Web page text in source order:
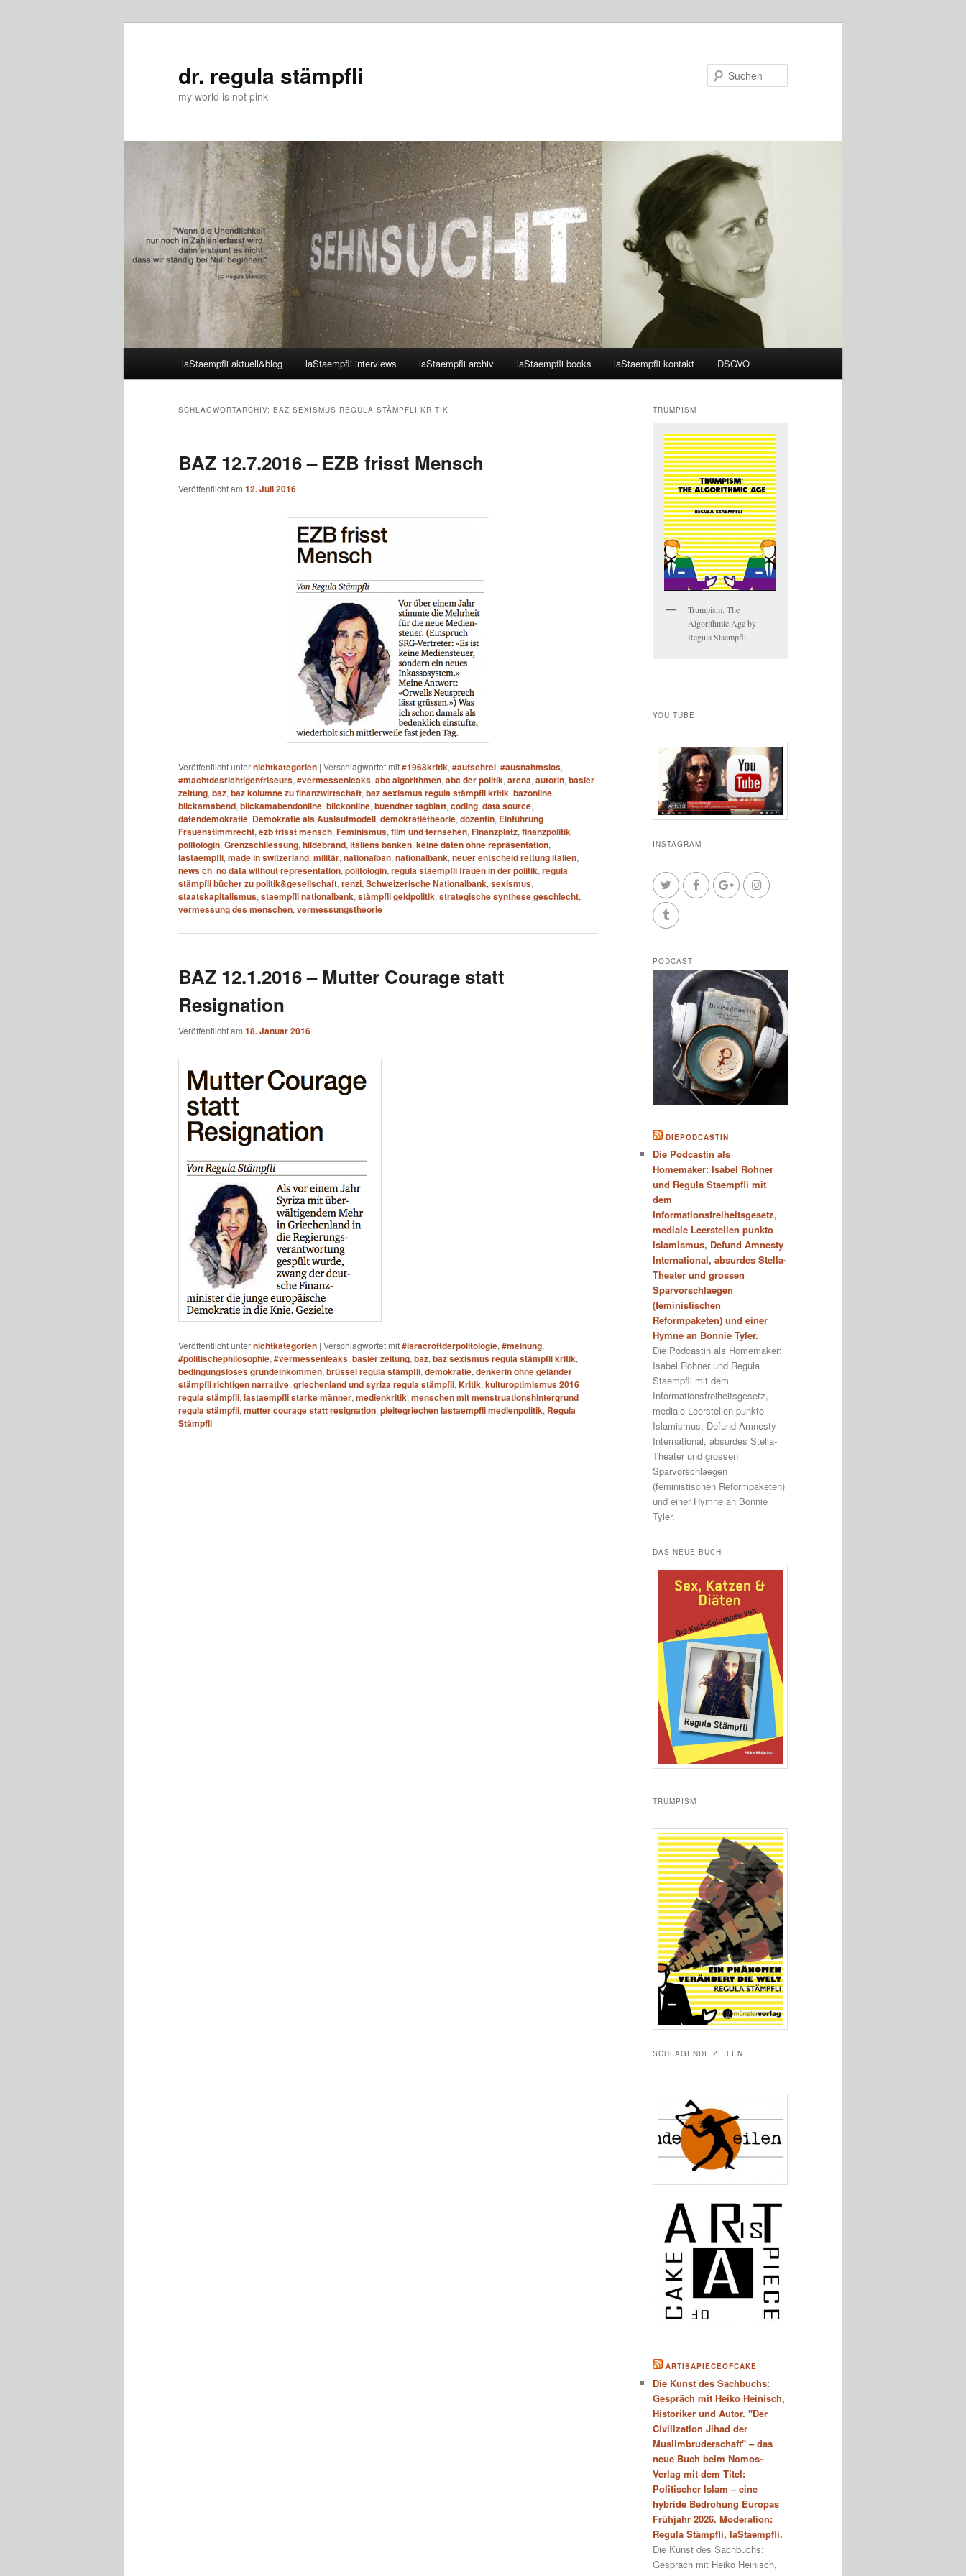
dr. regula stämpfli
my world is not pink
laStaempfli aktuell&blog laStaempfli interviews laStaempfli archiv laStaempfli books laStaempfli kontakt DSGVO
SCHLAGWORTARCHIV: BAZ SEXISMUS REGULA STÄMPFLI KRITIK
BAZ 12.7.2016 – EZB frisst Mensch
Veröffentlicht am 12. Juli 2016
Veröffentlicht unternichtkategorien | Verschlagwortet mit#1968kritik, #aufschrei, #ausnahmslos,
#machtdesrichtigenfriseurs, #vermessenleaks, abc algorithmen, abc der politik, arena, autorin, basler
zeitung, baz, baz kolumne zu finanzwirtschaft, baz sexismus regula stämpfli kritik, bazonline,
blickamabend, blickamabendonline, blickonline, buendner tagblatt, coding, data source,
datendemokratie, Demokratie als Auslaufmodell, demokratietheorie, dozentin, Einführung
Frauenstimmrecht, ezb frisst mensch, Feminismus, film und fernsehen, Finanzplatz, finanzpolitik
politologin, Grenzschliessung, hildebrand, italiens banken, keine daten ohne repräsentation,
lastaempfli, made in switzerland, militär, nationalban, nationalbank, neuer entscheid rettung italien,
news ch, no data without representation, politologin, regula staempfli frauen in der politik, regula
stämpfli bücher zu politik&gesellschaft, renzi, Schweizerische Nationalbank, sexismus,
staatskapitalismus, staempfli nationalbank, stämpfli geldpolitik, strategische synthese geschlecht,
vermessung des menschen, vermessungstheorie
BAZ 12.1.2016 – Mutter Courage statt
Resignation
Veröffentlicht am 18. Januar 2016
Veröffentlicht unternichtkategorien | Verschlagwortet mit#laracroftderpolitologie, #meinung,
#politischephilosophie, #vermessenleaks, basler zeitung, baz, baz sexismus regula stämpfli kritik,
bedingungsloses grundeinkommen, brüssel regula stämpfli, demokratie, denkerin ohne geländer
stämpfli richtigen narrative, griechenland und syriza regula stämpfli, Kritik, kulturoptimismus 2016
regula stämpfli, lastaempfli starke männer, medienkritik, menschen mit menstruationshintergrund
regula stämpfli, mutter courage statt resignation, pleitegriechen lastaempfli medienpolitik, Regula
Stämpfli
TRUMPISM
Trumpism. The
Algorithmic Age by
Regula Staempfli.
YOU TUBE
INSTAGRAM
PODCAST
DIEPODCASTIN
Die Podcastin als
Homemaker: Isabel Rohner
und Regula Staempfli mit
dem
Informationsfreiheitsgesetz,
mediale Leerstellen punkto
Islamismus, Defund Amnesty
International, absurdes Stella-
Theater und grossen
Sparvorschlaegen
(feministischen
Reformpaketen) und einer
Hymne an Bonnie Tyler.
Die Podcastin als Homemaker:
Isabel Rohner und Regula
Staempfli mit dem
Informationsfreiheitsgesetz,
mediale Leerstellen punkto
Islamismus, Defund Amnesty
International, absurdes Stella-
Theater und grossen
Sparvorschlaegen
(feministischen Reformpaketen)
und einer Hymne an Bonnie
Tyler.
DAS NEUE BUCH
TRUMPISM
SCHLAGENDE ZEILEN
ARTISAPIECEOFCAKE
Die Kunst des Sachbuchs:
Gespräch mit Heiko Heinisch,
Historiker und Autor. "Der
Civilization Jihad der
Muslimbruderschaft" – das
neue Buch beim Nomos-
Verlag mit dem Titel:
Politischer Islam – eine
hybride Bedrohung Europas
Frühjahr 2026. Moderation:
Regula Stämpfli, laStaempfli.
Die Kunst des Sachbuchs:
Gespräch mit Heiko Heinisch,